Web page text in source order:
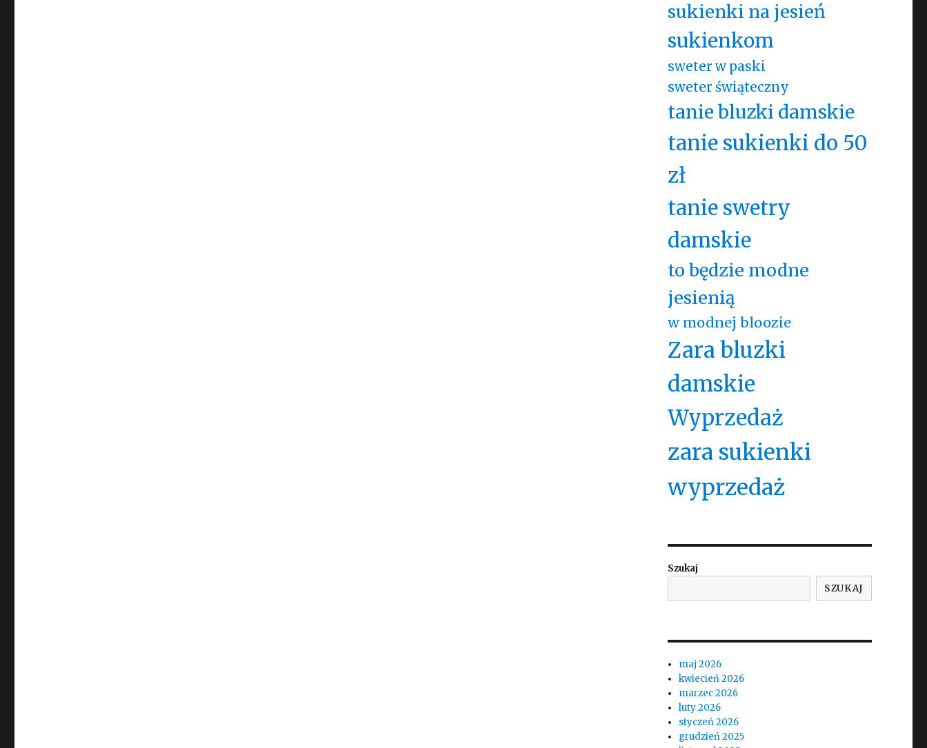
sukienki na jesień
sukienkom
sweter w paski
sweter świąteczny
tanie bluzki damskie
tanie sukienki do 50
zł
tanie swetry
damskie
to będzie modne
jesienią
w modnej bloozie
Zara bluzki
damskie
Wyprzedaż
zara sukienki
wyprzedaż
Szukaj
SZUKAJ
maj 2026
kwiecień 2026
marzec 2026
luty 2026
styczeń 2026
grudzień 2025